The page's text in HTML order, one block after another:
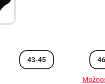
43-45